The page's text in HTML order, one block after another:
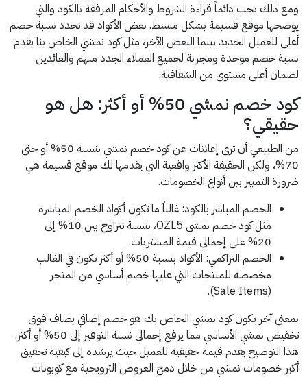
ومع ذلك يجب دائماً قراءة الشروط والأحكام المرفقة بالكود والتي
يوضحها موقع قسيمة بشكل مبسط. بعض الأكواد قد تحدد نسبة خصم
أعلى للعميل الجديد بينما البعض الآخر، مثل كود نمشي الخاص بنا يقدم
نسبة خصم موحدة ومجربة لجميع العملاء الجدد منهم والعائدين
لضمان أعلى مستوى من الشفافية.
كود خصم نمشي 50% أو أكثر: هل هو
حقيقي؟
من الطبيعي أن ترى إعلانات عن كود خصم نمشي بنسبة 50% أو حتى
70%، ولكن الحقيقة الأكثر واقعية التي يقدمها لك موقع قسيمة هي
ضرورة التمييز بين أنواع الخصومات.
الخصم المباشر بالكود: غالباً ما تكون أكواد الخصم المباشرة
مثل كود خصم نمشي OZL5، بنسبة تتراوح بين 10% إلى
20% على إجمالي قيمة المشتريات.
الخصم التراكمي: الأكواد بنسبة 50% أو أكثر تكون في الغالب
مخصصة للمنتجات التي عليها خصم أساسي من المتجر
(Sale Items).
بمعنى آخر يكون كود نمشي الخاص بك هو خصم إضافي يضاف فوق
تخفيض نمشي الأساسي مما يرفع إجمالي نسبة التوفير إلى 50% أو أكثر.
هذا التوضيح يقدم قيمة حقيقية للعميل حيث يرشده إلى كيفية تحقيق
أكبر خصومات نمشي من خلال دمج العروض الترويجية مع كوبونات